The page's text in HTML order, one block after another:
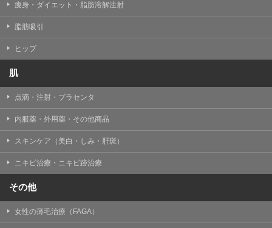
TCBグループが運営するWEBサイトでは、アクセスログ
として患者様の履歴情報をサーバ上に記録しています。
アクセスログはWEBサイトの保守管理や利用状況に関す
る統計分析のために使用されます。それ以外の目的で使
用されることはありません。
事業上の必要性等に応じて、改定される場合がありま
す。
掲載したときをもって効力を生じるものとします。
痩身・ダイエット・脂肪溶解注射
脂肪吸引
ヒップ
肌
点滴・注射・プラセンタ
内服薬・外用薬・その他商品
スキンケア（美白・しみ・肝斑）
ニキビ治療・ニキビ跡治療
その他
女性の薄毛治療（FAGA）